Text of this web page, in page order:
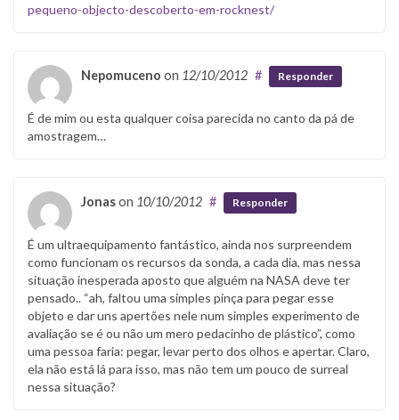
pequeno-objecto-descoberto-em-rocknest/
Nepomuceno on 12/10/2012 # Responder
É de mim ou esta qualquer coisa parecida no canto da pá de
amostragem…
Jonason 10/10/2012 # Responder
É um ultraequipamento fantástico, ainda nos surpreendem
como funcionam os recursos da sonda, a cada dia, mas nessa
situação inesperada aposto que alguém na NASA deve ter
pensado.. “ah, faltou uma simples pinça para pegar esse
objeto e dar uns apertões nele num simples experimento de
avaliação se é ou não um mero pedacinho de plástico”, como
uma pessoa faria: pegar, levar perto dos olhos e apertar. Claro,
ela não está lá para isso, mas não tem um pouco de surreal
nessa situação?